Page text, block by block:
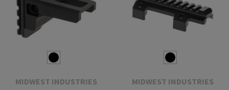
MIDWEST INDUSTRIES MIDWEST INDUSTRIES